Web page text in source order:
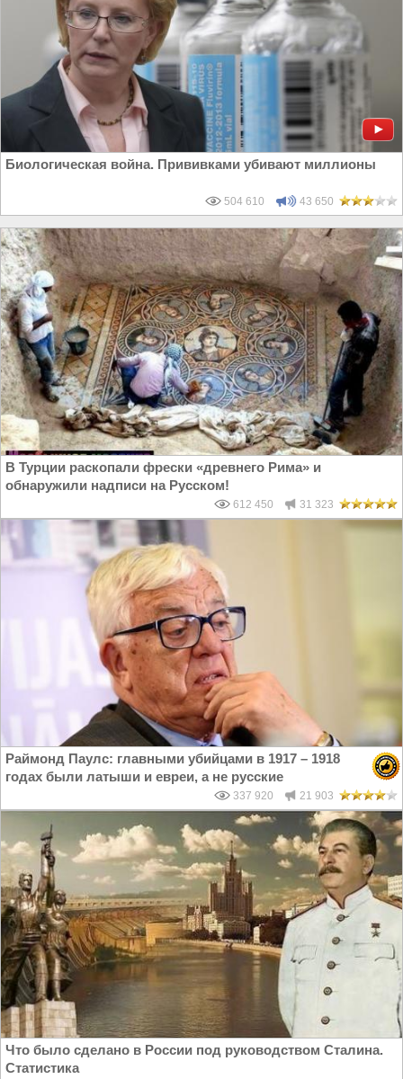
Биологическая война. Прививками убивают миллионы
504 610 43 650
В Турции раскопали фрески «древнего Рима» и
обнаружили надписи на Русском!
612 450 31 323
Раймонд Паулс: главными убийцами в 1917 – 1918
годах были латыши и евреи, а не русские
337 920 21 903
Что было сделано в России под руководством Сталина.
Статистика